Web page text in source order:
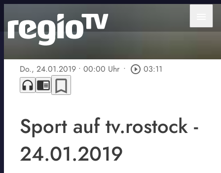
Do., 24.01.2019 • 00:00 Uhr • play_circle_outline 03:11
headphones chrome_reader_mode bookmark_border
Sport auf tv.rostock -
24.01.2019